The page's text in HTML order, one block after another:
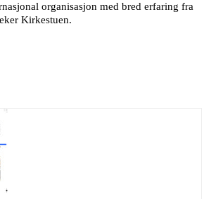
organisasjon med bred erfaring fra
Kirkestuen.